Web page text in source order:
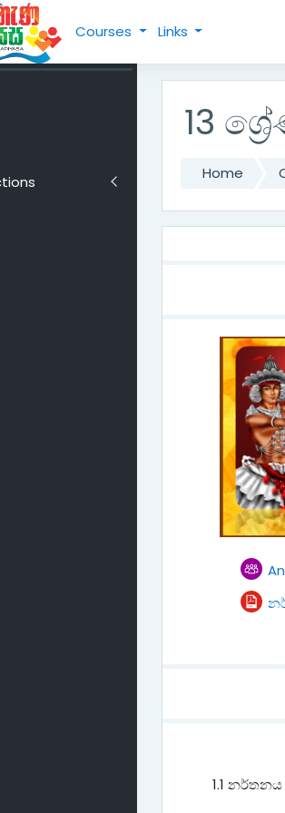
Courses Links
13
Home
1.1 නර්තනය